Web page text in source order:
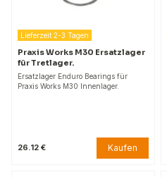
Lieferzeit 2-3 Tagen
Praxis Works M30 Ersatzlager
für Tretlager.
Ersatzlager Enduro Bearings für
Praxis Works M30 Innenlager.
26.12 € Kaufen